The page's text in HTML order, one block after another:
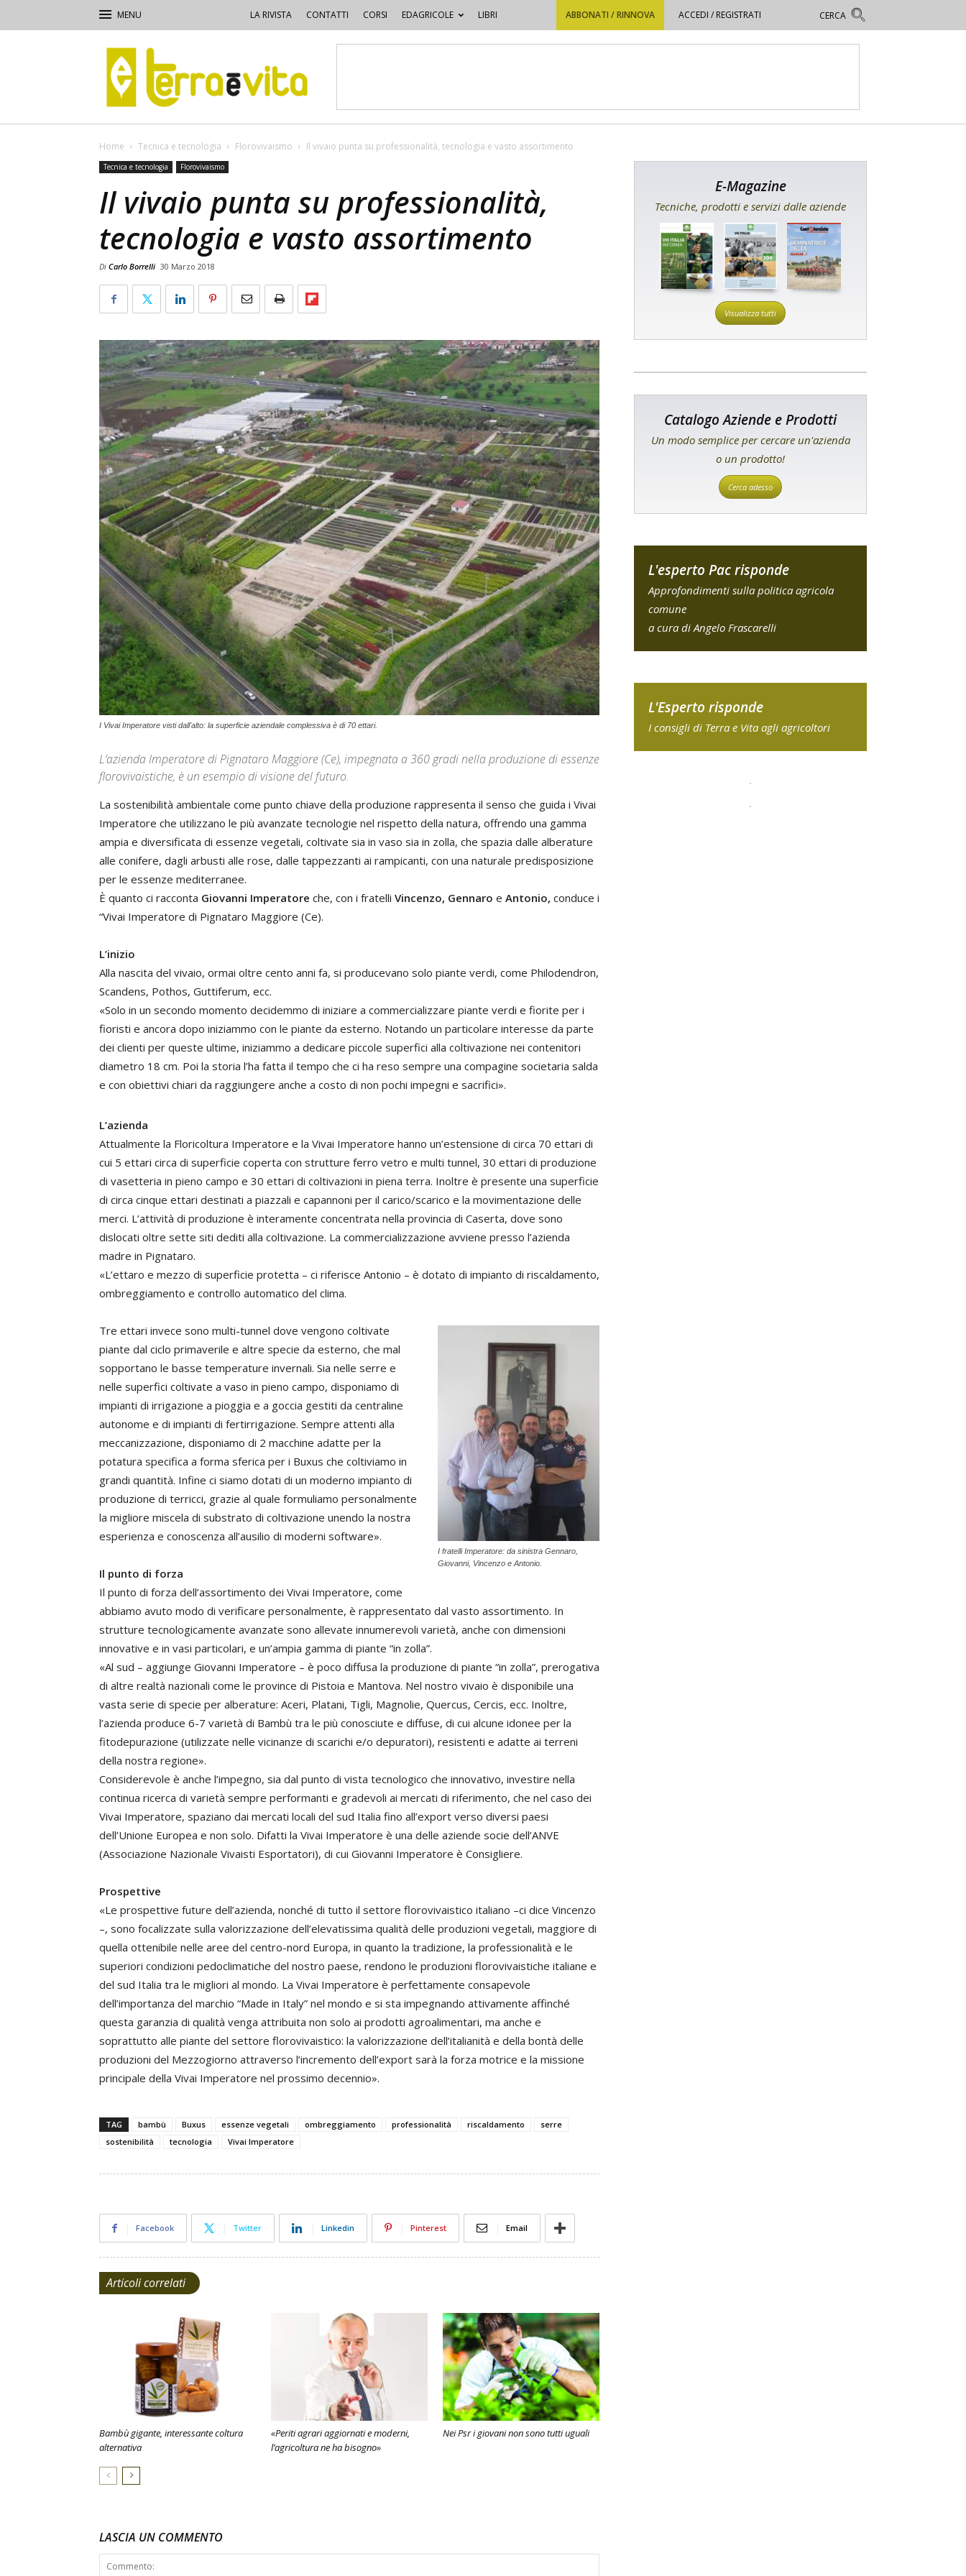
LA RIVISTA CONTATTI CORSI EDAGRICOLE LIBRI ABBONATI / RINNOVA ACCEDI / REGISTRATI
Terra
e
Vita
Home Tecnica e tecnologia Florovivaismo Il vivaio punta su professionalità, tecnologia e vasto assortimento
Tecnica e tecnologia Florovivaismo
Il vivaio punta su professionalità,
tecnologia e vasto assortimento
Di Carlo Borrelli 30 Marzo 2018
I Vivai Imperatore visti dall'alto: la superficie aziendale complessiva è di 70 ettari.
L’azienda Imperatore di Pignataro Maggiore (Ce), impegnata a 360 gradi nella produzione di essenze
florovivaistiche, è un esempio di visione del futuro.
La sostenibilità ambientale come punto chiave della produzione rappresenta il senso che guida i Vivai
Imperatore che utilizzano le più avanzate tecnologie nel rispetto della natura, offrendo una gamma
ampia e diversificata di essenze vegetali, coltivate sia in vaso sia in zolla, che spazia dalle alberature
alle conifere, dagli arbusti alle rose, dalle tappezzanti ai rampicanti, con una naturale predisposizione
per le essenze mediterranee.
È quanto ci racconta Giovanni Imperatore che, con i fratelli Vincenzo, Gennaro e Antonio, conduce i
“Vivai Imperatore di Pignataro Maggiore (Ce).
L’inizio
Alla nascita del vivaio, ormai oltre cento anni fa, si producevano solo piante verdi, come Philodendron,
Scandens, Pothos, Guttiferum, ecc.
«Solo in un secondo momento decidemmo di iniziare a commercializzare piante verdi e fiorite per i
fioristi e ancora dopo iniziammo con le piante da esterno. Notando un particolare interesse da parte
dei clienti per queste ultime, iniziammo a dedicare piccole superfici alla coltivazione nei contenitori
diametro 18 cm. Poi la storia l’ha fatta il tempo che ci ha reso sempre una compagine societaria salda
e con obiettivi chiari da raggiungere anche a costo di non pochi impegni e sacrifici».
L’azienda
Attualmente la Floricoltura Imperatore e la Vivai Imperatore hanno un’estensione di circa 70 ettari di
cui 5 ettari circa di superficie coperta con strutture ferro vetro e multi tunnel, 30 ettari di produzione
di vasetteria in pieno campo e 30 ettari di coltivazioni in piena terra. Inoltre è presente una superficie
di circa cinque ettari destinati a piazzali e capannoni per il carico/scarico e la movimentazione delle
merci. L’attività di produzione è interamente concentrata nella provincia di Caserta, dove sono
dislocati oltre sette siti dediti alla coltivazione. La commercializzazione avviene presso l’azienda
madre in Pignataro.
«L’ettaro e mezzo di superficie protetta – ci riferisce Antonio – è dotato di impianto di riscaldamento,
ombreggiamento e controllo automatico del clima.
I fratelli Imperatore: da sinistra Gennaro,
Giovanni, Vincenzo e Antonio.
Tre ettari invece sono multi-tunnel dove vengono coltivate
piante dal ciclo primaverile e altre specie da esterno, che mal
sopportano le basse temperature invernali. Sia nelle serre e
nelle superfici coltivate a vaso in pieno campo, disponiamo di
impianti di irrigazione a pioggia e a goccia gestiti da centraline
autonome e di impianti di fertirrigazione. Sempre attenti alla
meccanizzazione, disponiamo di 2 macchine adatte per la
potatura specifica a forma sferica per i Buxus che coltiviamo in
grandi quantità. Infine ci siamo dotati di un moderno impianto di
produzione di terricci, grazie al quale formuliamo personalmente
la migliore miscela di substrato di coltivazione unendo la nostra
esperienza e conoscenza all’ausilio di moderni software».
Il punto di forza
Il punto di forza dell’assortimento dei Vivai Imperatore, come
abbiamo avuto modo di verificare personalmente, è rappresentato dal vasto assortimento. In
strutture tecnologicamente avanzate sono allevate innumerevoli varietà, anche con dimensioni
innovative e in vasi particolari, e un’ampia gamma di piante “in zolla”.
«Al sud – aggiunge Giovanni Imperatore – è poco diffusa la produzione di piante “in zolla”, prerogativa
di altre realtà nazionali come le province di Pistoia e Mantova. Nel nostro vivaio è disponibile una
vasta serie di specie per alberature: Aceri, Platani, Tigli, Magnolie, Quercus, Cercis, ecc. Inoltre,
l’azienda produce 6-7 varietà di Bambù tra le più conosciute e diffuse, di cui alcune idonee per la
fitodepurazione (utilizzate nelle vicinanze di scarichi e/o depuratori), resistenti e adatte ai terreni
della nostra regione».
Considerevole è anche l’impegno, sia dal punto di vista tecnologico che innovativo, investire nella
continua ricerca di varietà sempre performanti e gradevoli ai mercati di riferimento, che nel caso dei
Vivai Imperatore, spaziano dai mercati locali del sud Italia fino all’export verso diversi paesi
dell’Unione Europea e non solo. Difatti la Vivai Imperatore è una delle aziende socie dell’ANVE
(Associazione Nazionale Vivaisti Esportatori), di cui Giovanni Imperatore è Consigliere.
Prospettive
«Le prospettive future dell’azienda, nonché di tutto il settore florovivaistico italiano –ci dice Vincenzo
–, sono focalizzate sulla valorizzazione dell’elevatissima qualità delle produzioni vegetali, maggiore di
quella ottenibile nelle aree del centro-nord Europa, in quanto la tradizione, la professionalità e le
superiori condizioni pedoclimatiche del nostro paese, rendono le produzioni florovivaistiche italiane e
del sud Italia tra le migliori al mondo. La Vivai Imperatore è perfettamente consapevole
dell’importanza del marchio “Made in Italy” nel mondo e si sta impegnando attivamente affinché
questa garanzia di qualità venga attribuita non solo ai prodotti agroalimentari, ma anche e
soprattutto alle piante del settore florovivaistico: la valorizzazione dell’italianità e della bontà delle
produzioni del Mezzogiorno attraverso l’incremento dell’export sarà la forza motrice e la missione
principale della Vivai Imperatore nel prossimo decennio».
TAG bambù Buxus essenze vegetali ombreggiamento professionalità riscaldamento
serre
sostenibilità
tecnologia Vivai Imperatore
Facebook Twitter Linkedin Pinterest Email
Articoli correlati
Bambù gigante, interessante coltura
alternativa
«Periti agrari aggiornati e moderni,
l’agricoltura ne ha bisogno»
Nei Psr i giovani non sono tutti uguali
LASCIA UN COMMENTO
E-Magazine
Tecniche, prodotti e servizi dalle aziende
Visualizza tutti
Catalogo Aziende e Prodotti
Un modo semplice per cercare un'azienda
o un prodotto!
Cerca adesso
L'esperto Pac risponde
Approfondimenti sulla politica agricola
comune
a cura di Angelo Frascarelli
L'Esperto risponde
I consigli di Terra e Vita agli agricoltori